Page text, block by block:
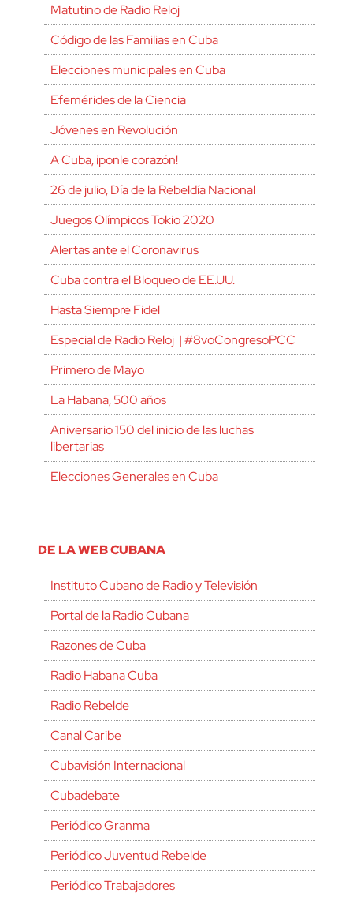
Matutino de Radio Reloj
Código de las Familias en Cuba
Elecciones municipales en Cuba
Efemérides de la Ciencia
Jóvenes en Revolución
A Cuba, ¡ponle corazón!
26 de julio, Día de la Rebeldía Nacional
Juegos Olímpicos Tokio 2020
Alertas ante el Coronavirus
Cuba contra el Bloqueo de EE.UU.
Hasta Siempre Fidel
Especial de Radio Reloj | #8voCongresoPCC
Primero de Mayo
La Habana, 500 años
Aniversario 150 del inicio de las luchas
libertarias
Elecciones Generales en Cuba
DE LA WEB CUBANA
Instituto Cubano de Radio y Televisión
Portal de la Radio Cubana
Razones de Cuba
Radio Habana Cuba
Radio Rebelde
Canal Caribe
Cubavisión Internacional
Cubadebate
Periódico Granma
Periódico Juventud Rebelde
Periódico Trabajadores